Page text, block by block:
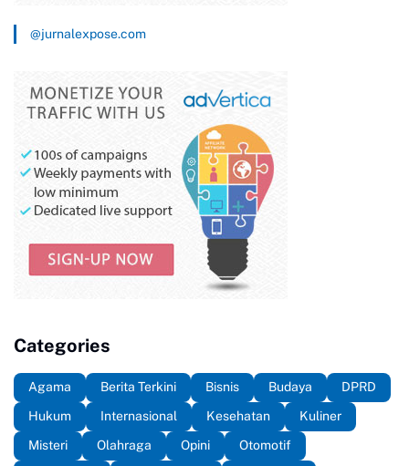
@jurnalexpose.com
Categories
Agama Berita Terkini Bisnis Budaya
DPRD
Hukum
Internasional Kesehatan
Kuliner
Misteri
Olahraga Opini
Otomotif